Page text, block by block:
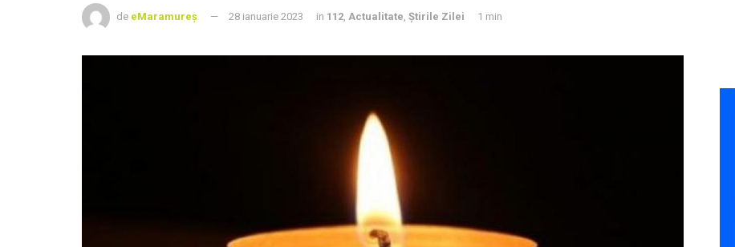
de eMaramureș 28 ianuarie 2023 in 112, Actualitate, Știrile Zilei 1 min